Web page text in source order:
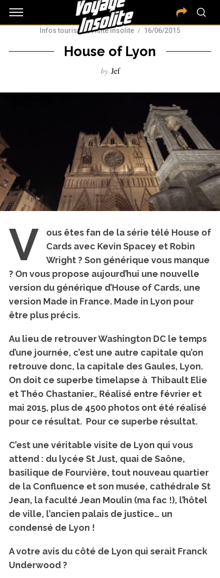
Infos tourisme,Visite insolite 16/06/2015
House of Lyon
by Jef
V
ous êtes fan de la série télé House of
Cards avec Kevin Spacey et Robin
Wright ? Son générique vous manque
? On vous propose aujourd’hui une nouvelle
version du générique d’House of Cards, une
version Made in France. Made in Lyon pour
être plus précis.
Au lieu de retrouver Washington DC le temps
d’une journée, c’est une autre capitale qu’on
retrouve donc, la capitale des Gaules, Lyon.
On doit ce superbe timelapse à Thibault Elie
et Théo Chastanier., Réalisé entre février et
mai 2015, plus de 4500 photos ont été réalisé
pour ce résultat. Pour ce superbe résultat.
C’est une véritable visite de Lyon qui vous
attend : du lycée St Just, quai de Saône,
basilique de Fourvière, tout nouveau quartier
de la Confluence et son musée, cathédrale St
Jean, la faculté Jean Moulin (ma fac !), l’hôtel
de ville, l’ancien palais de justice… un
condensé de Lyon !
A votre avis du côté de Lyon qui serait Franck
Underwood ?